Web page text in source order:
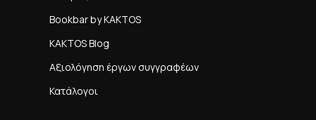
Bookbar by KAKTOS
KAKTOS Blog
Αξιολόγηση έργων συγγραφέων
Κατάλογοι